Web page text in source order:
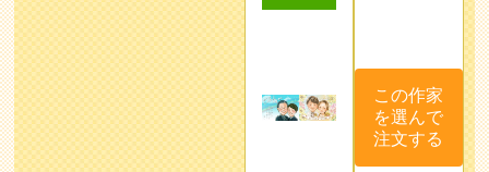
この作家
を選んで
注文する